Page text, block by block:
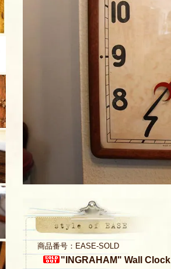
商品番号：EASE-SOLD
"INGRAHAM" Wall Clock